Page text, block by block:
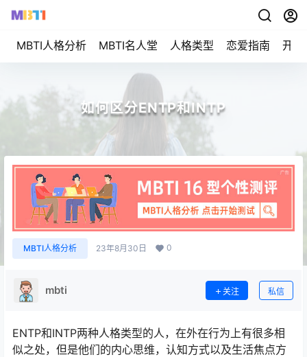
MBTI人格分析 MBTI名人堂 人格类型 恋爱指南 开始
如何区分ENTP和INTP
MBTI人格分析 23年8月30日 0
mbti 关注 私信
ENTP和INTP两种人格类型的人，在外在行为上有很多相
似之处，但是他们的内心思维，认知方式以及生活焦点方